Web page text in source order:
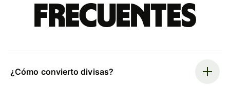
frecuentes
¿Cómo convierto divisas?